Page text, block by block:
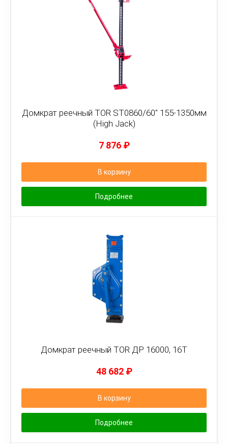
Домкрат реечный TOR ST0860/60" 155-1350мм
(High Jack)
7 876 ₽
В корзину
Подробнее
Домкрат реечный TOR ДР 16000, 16Т
48 682 ₽
В корзину
Подробнее